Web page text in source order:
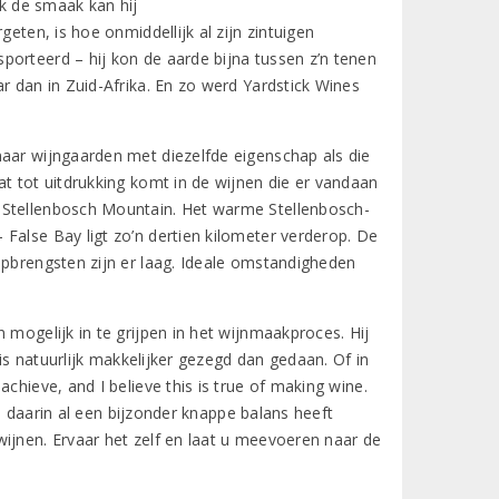
de smaak kan hij
is hoe onmiddellijk al zijn zintuigen
– hij kon de aarde bijna tussen z’n tenen
dan in Zuid-Afrika. En zo werd Yardstick Wines
wijngaarden met diezelfde eigenschap als die
tot uitdrukking komt in de wijnen die er vandaan
Mountain. Het warme Stellenbosch-
Bay ligt zo’n dertien kilometer verderop. De
zijn er laag. Ideale omstandigheden
in te grijpen in het wijnmaakproces. Hij
makkelijker gezegd dan gedaan. Of in
and I believe this is true of making wine.
al een bijzonder knappe balans heeft
Ervaar het zelf en laat u meevoeren naar de